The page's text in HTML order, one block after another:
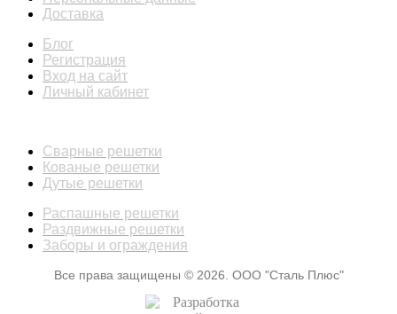
Доставка
Блог
Регистрация
Вход на сайт
Личный кабинет
Сварные решетки
Кованые решетки
Дутые решетки
Распашные решетки
Раздвижные решетки
Заборы и ограждения
Все права защищены © 2026. ООО "Сталь Плюс"